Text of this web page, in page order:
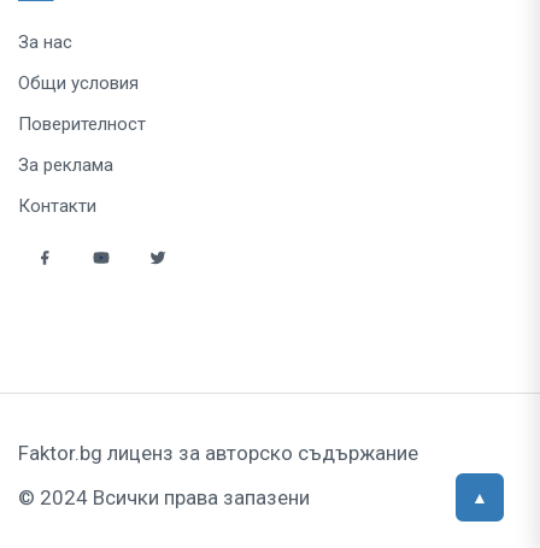
За нас
Общи условия
Поверителност
За реклама
Контакти
Faktor.bg лиценз за авторско съдържание
© 2024 Всички права запазени